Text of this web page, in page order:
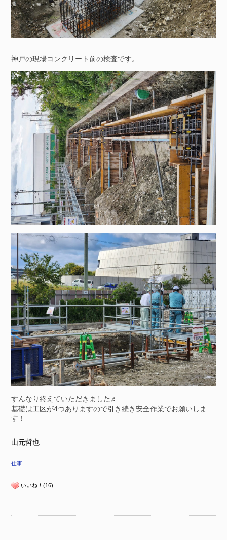
神戸の現場コンクリート前の検査です。
すんなり終えていただきました♬
基礎は工区が4つありますので引き続き安全作業でお願いしま
す！
山元哲也
仕事
いいね！(16)